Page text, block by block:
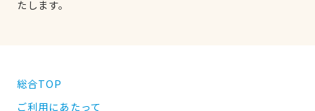
たします。
総合TOP
ご利用にあたって